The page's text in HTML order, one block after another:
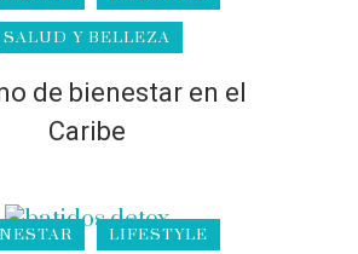
SALUD Y BELLEZA
de bienestar en el
Caribe
LIFESTYLE